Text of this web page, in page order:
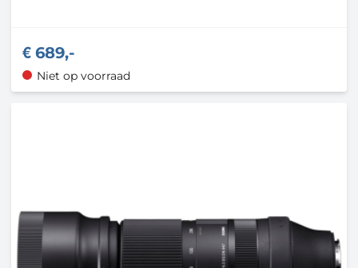
689,-
Niet op voorraad